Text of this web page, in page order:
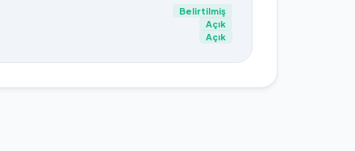
Belirtilmiş
Açık
Açık